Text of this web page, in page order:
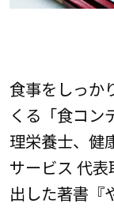
食事をしっか
くる「食コン
理栄養士、健
サービス 代
出した著書『